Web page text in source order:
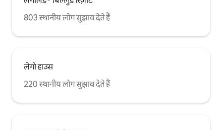
803 स्थानीय लोग सुझाव देते हैं
लेगो हाउस
220 स्थानीय लोग सुझाव देते हैं